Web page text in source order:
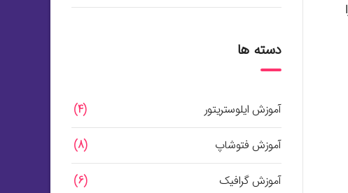
دسته ها
آموزش ایلوستریتور (4)
آموزش فتوشاپ (8)
آموزش گرافیک (6)